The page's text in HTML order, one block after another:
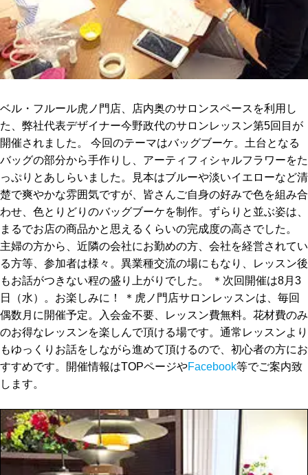
ベル・フルール虎ノ門店、店内奥のサロンスペースを利用し
た、弊社代表デザイナー今野政代のサロンレッスン第5回目が
開催されました。 今回のテーマはバッグブーケ。土台となる
バッグの部分から手作りし、アーティフィシャルフラワーをた
っぷりとあしらいました。見本はブルーや淡いイエローなど清
楚で爽やかな雰囲気ですが、皆さんご自身の好みで色を組み合
わせ、色とりどりのバッグブーケを制作。ずらりと並ぶ姿は、
まるでお店の商品かと思えるくらいの完成度の高さでした。
主婦の方から、近隣の会社にお勤めの方、会社を経営されてい
る方等、参加者は様々。異業種交流の場にもなり、レッスン後
もお話がつきない程の盛り上がりでした。 ＊次回開催は8月3
日（水）。お楽しみに！ ＊虎ノ門店サロンレッスンは、毎回
偶数月に開催予定。入会金不要、レッスン費無料。花材費のみ
のお得なレッスンを楽しんで頂ける場です。通常レッスンより
もゆっくりお話をしながら進めて頂けるので、初心者の方にお
すすめです。開催情報はTOPページやFacebook等でご案内致
します。